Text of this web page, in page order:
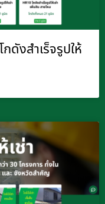
ดังสำเร็จรูปให้